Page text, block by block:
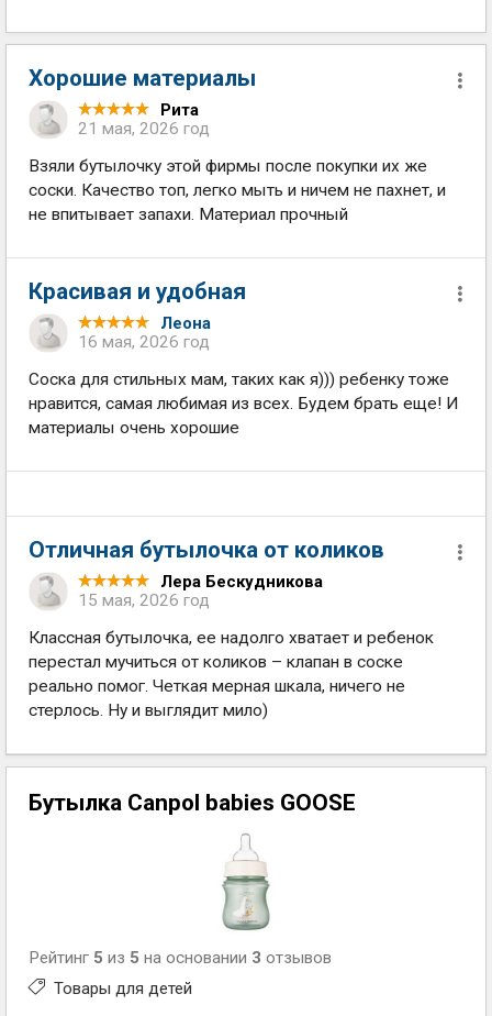
Хорошие материалы
Рита
21 мая, 2026 год
Взяли бутылочку этой фирмы после покупки их же
соски. Качество топ, легко мыть и ничем не пахнет, и
не впитывает запахи. Материал прочный
Красивая и удобная
Леона
16 мая, 2026 год
Соска для стильных мам, таких как я))) ребенку тоже
нравится, самая любимая из всех. Будем брать еще! И
материалы очень хорошие
Отличная бутылочка от коликов
Лера Бескудникова
15 мая, 2026 год
Классная бутылочка, ее надолго хватает и ребенок
перестал мучиться от коликов – клапан в соске
реально помог. Четкая мерная шкала, ничего не
стерлось. Ну и выглядит мило)
Бутылка Canpol babies GOOSE
Рейтинг 5 из 5 на основании 3 отзывов
Товары для детей